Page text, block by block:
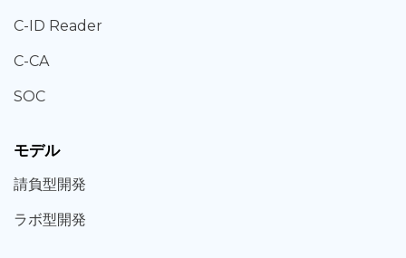
C-ID Reader
C-CA
SOC
モデル
請負型開発
ラボ型開発